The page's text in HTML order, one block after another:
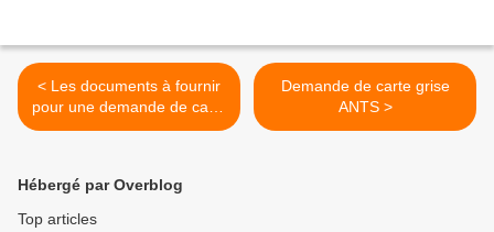
< Les documents à fournir
pour une demande de carte
grise ANTS
Demande de carte grise
ANTS >
Hébergé par Overblog
Top articles